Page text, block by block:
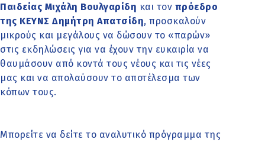
Παιδείας Μιχάλη Βουλγαρίδη και τον πρόεδρο
της ΚΕΥΝΣ Δημήτρη Απατσίδη, προσκαλούν
μικρούς και μεγάλους να δώσουν το «παρών»
στις εκδηλώσεις για να έχουν την ευκαιρία να
θαυμάσουν από κοντά τους νέους και τις νέες
μας και να απολαύσουν το αποτέλεσμα των
κόπων τους.
Μπορείτε να δείτε το αναλυτικό πρόγραμμα της